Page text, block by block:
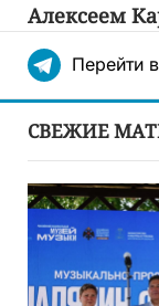
Алексеем
Перейти
СВЕЖИЕ